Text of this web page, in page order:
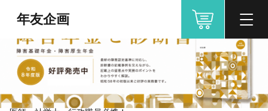
年友企画